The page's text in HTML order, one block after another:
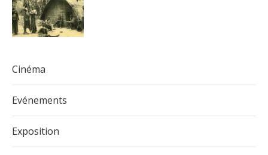
Cinéma
Evénements
Exposition